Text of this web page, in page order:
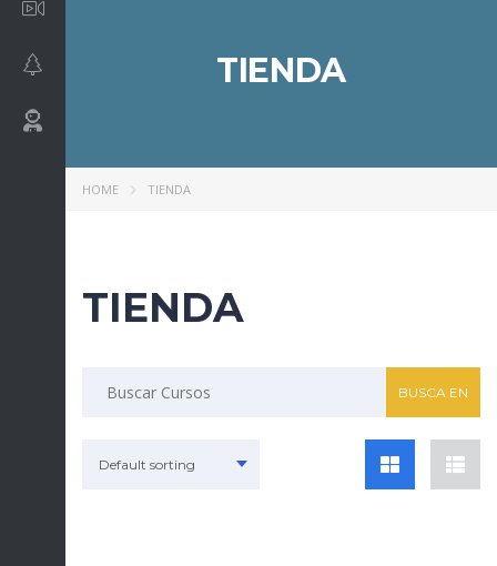
TIENDA
HOME TIENDA
TIENDA
Default sorting